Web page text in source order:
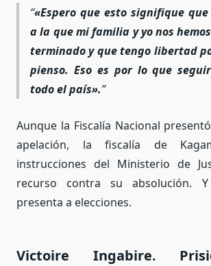
«Espero que esto signifique
a la que mi familia y yo nos
terminado y que tengo libertad
pienso. Eso es por lo que
todo el país».
Aunque la Fiscalía Nacional
apelación, la fiscalía de
instrucciones del Ministerio de
recurso contra su absolución.
presenta a elecciones.
Victoire Ingabire.